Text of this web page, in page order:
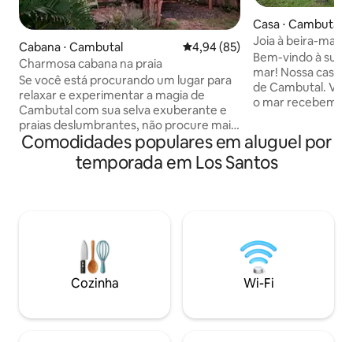
Cabana ⋅ Cambutal 4,94 de uma avaliação média
4,94 (85)
Charmosa cabana na praia
Se você está procurando um lugar para
relaxar e experimentar a magia de
Cambutal com sua selva exuberante e
praias deslumbrantes, não procure mais.
Situada entre as árvores e com vista
para uma das melhores baías de
natação, esta cabana rústica de madeira
experimente outras atividades
emocionantes, como passeios a cavalo,
caminhadas, ioga, surfe, mergulho e
Casa ⋅ Cambutal
Joia à beira-mar
acesso ao surfe
Bem-vindo à sua
mar! Nossa casa
de Cambutal.
o mar recebem
trilha sonora
Equipamos a
uma grande
confortável,
memórias de
Comodidades populares em aluguel por
temporada em Los Santos
Cozinha Wi-Fi